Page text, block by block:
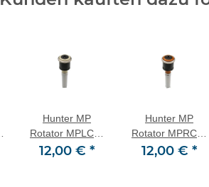
Hunter MP
Rotator MPLCS-
515 Streifendüse
12,00 € *
Hunter MP
Rotator MPRCS-
515 Streifendüse
12,00 € *